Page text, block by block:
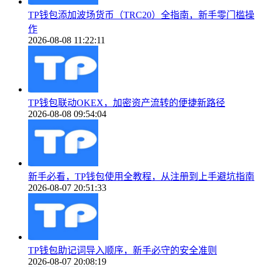
TP钱包添加波场货币（TRC20）全指南，新手零门槛操
作
2026-08-08 11:22:11
TP钱包联动OKEX，加密资产流转的便捷新路径
2026-08-08 09:54:04
新手必看，TP钱包使用全教程，从注册到上手避坑指南
2026-08-07 20:51:33
TP钱包助记词导入顺序，新手必守的安全准则
2026-08-07 20:08:19